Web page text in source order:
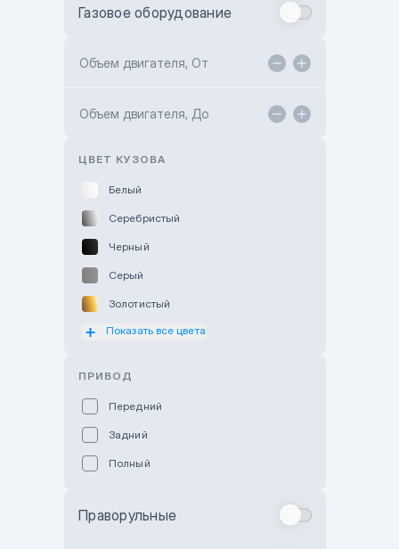
Toyota Kokshetau
Hyundai ShymCity
Газовое оборудование
Объем двигателя, От
Объем двигателя, До
ЦВЕТ КУЗОВА
Белый
Серебристый
Черный
Серый
Золотистый
Оранжевый
Показать все цвета
ПРИВОД
Передний
Задний
Полный
Праворульные